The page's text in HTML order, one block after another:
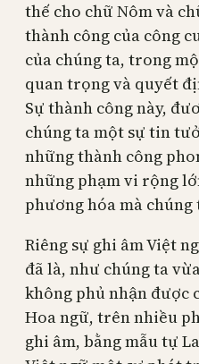
thế cho chữ Nôm và
thành công của công
của chúng ta, trong
quan trọng và quyết
Sự thành công này,
chúng ta một sự tin
những thành công
những phạm vi rộng
phương hóa mà
Riêng sự ghi âm Việt
đã là, như chúng ta
không phủ nhận được
Hoa ngữ, trên nhiều
ghi âm, bằng mẫu tự